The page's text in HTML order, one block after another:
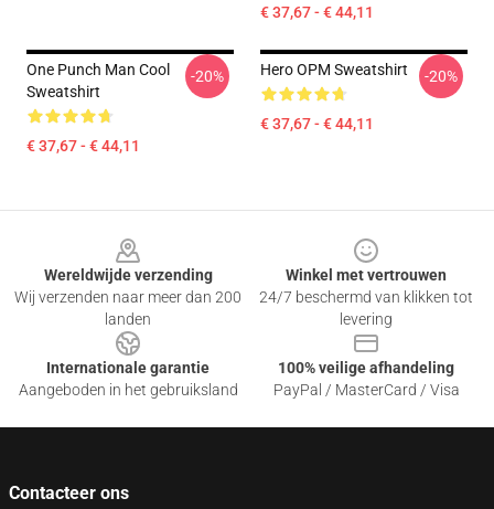
€ 37,67 - € 44,11
One Punch Man Cool
Sweatshirt
€ 37,67 - € 44,11
-20% Hero OPM Sweatshirt
€ 37,67 - € 44,11
-20%
Wereldwijde verzending
Wij verzenden naar meer dan 200
landen
Winkel met vertrouwen
24/7 beschermd van klikken tot
levering
Internationale garantie
Aangeboden in het gebruiksland
100% veilige afhandeling
PayPal / MasterCard / Visa
Contacteer ons